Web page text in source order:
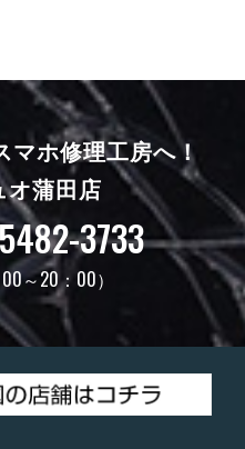
ホ修理工房へ！
オ蒲田店
3733
～20：00）